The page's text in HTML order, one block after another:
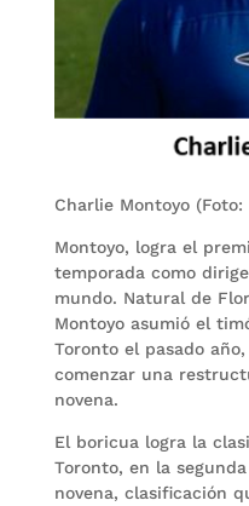
Charlie Montoyo (Foto:
Montoyo, logra el
temporada como
mundo. Natural de
Montoyo asumió el
Toronto el pasado
comenzar una
novena.
El boricua logra la
Toronto, en la
novena, clasificación